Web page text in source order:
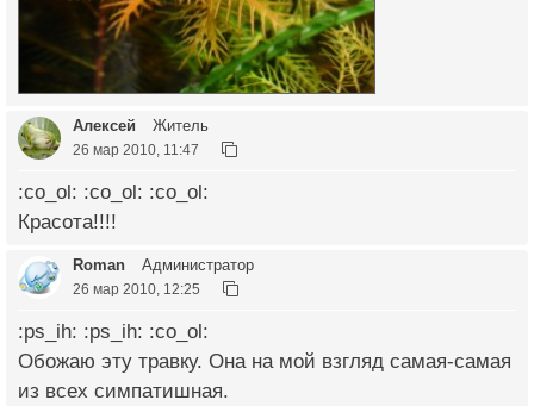
Алексей Житель
26 мар 2010, 11:47
:co_ol: :co_ol: :co_ol:
Красота!!!!
Roman Администратор
26 мар 2010, 12:25
:ps_ih: :ps_ih: :co_ol:
Обожаю эту травку. Она на мой взгляд самая-самая
из всех симпатишная.